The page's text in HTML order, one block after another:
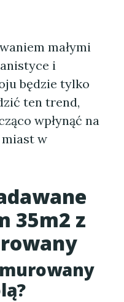
małymi
i
będzie tylko
ten trend,
wpłynąć na
miast w
35m2 z